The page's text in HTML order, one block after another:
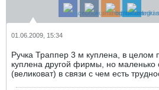
01.06.2009, 15:34
Ручка Траппер 3 м куплена, в целом
куплена другой фирмы, но
(великоват) в связи с чем есть